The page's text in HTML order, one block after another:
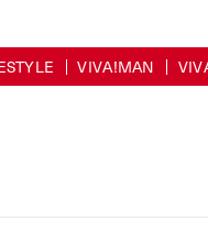
VIVA!MAN